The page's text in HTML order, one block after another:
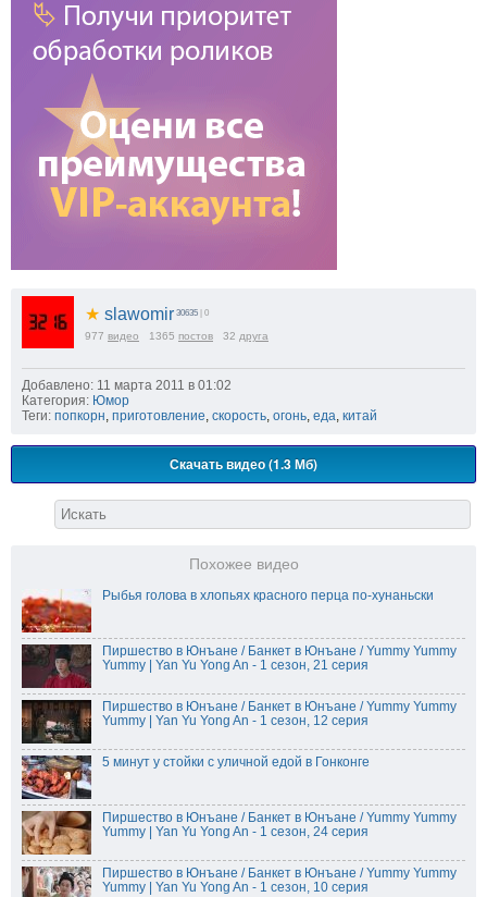
★ slawomir 30635 | 0
977 видео 1365 постов 32 друга
Добавлено: 11 марта 2011 в 01:02
Категория: Юмор
Теги: попкорн, приготовление, скорость, огонь, еда, китай
Скачать видео (1.3 Мб)
Похожее видео
Рыбья голова в хлопьях красного перца по-хунаньски
Пиршество в Юнъане / Банкет в Юнъане / Yummy Yummy
Yummy | Yan Yu Yong An - 1 сезон, 21 серия
Пиршество в Юнъане / Банкет в Юнъане / Yummy Yummy
Yummy | Yan Yu Yong An - 1 сезон, 12 серия
5 минут у стойки с уличной едой в Гонконге
Пиршество в Юнъане / Банкет в Юнъане / Yummy Yummy
Yummy | Yan Yu Yong An - 1 сезон, 24 серия
Пиршество в Юнъане / Банкет в Юнъане / Yummy Yummy
Yummy | Yan Yu Yong An - 1 сезон, 10 серия